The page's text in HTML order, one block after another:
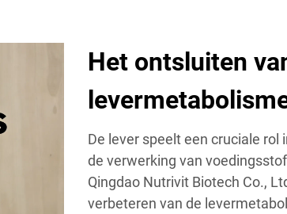
Het ontsluiten
De lever speelt een cruciale
de verwerking van
Qingdao Nutrivit Biotech Co.,
verbeteren van de